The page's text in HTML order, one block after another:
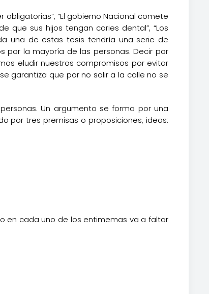
obligatorias”, “El gobierno Nacional comete
que sus hijos tengan caries dental”, “Los
una de estas tesis tendría una serie de
por la mayoría de las personas. Decir por
eludir nuestros compromisos por evitar
garantiza que por no salir a la calle no se
Un argumento se forma por una
por tres premisas o proposiciones, ideas:
en cada uno de los entimemas va a faltar